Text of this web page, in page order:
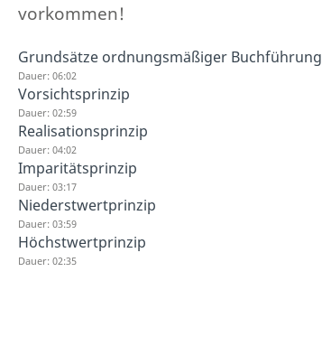
vorkommen!
Grundsätze ordnungsmäßiger Buchführung
Dauer: 06:02
Vorsichtsprinzip
Dauer: 02:59
Realisationsprinzip
Dauer: 04:02
Imparitätsprinzip
Dauer: 03:17
Niederstwertprinzip
Dauer: 03:59
Höchstwertprinzip
Dauer: 02:35